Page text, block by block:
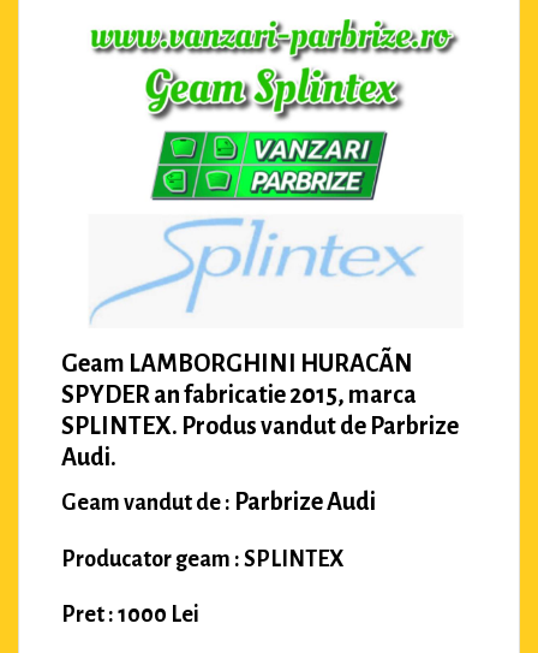
Geam LAMBORGHINI HURACÃN
SPYDER an fabricatie 2015, marca
SPLINTEX. Produs vandut de Parbrize
Audi.
Geam vandut de : Parbrize Audi
Producator geam : SPLINTEX
Pret : 1000 Lei